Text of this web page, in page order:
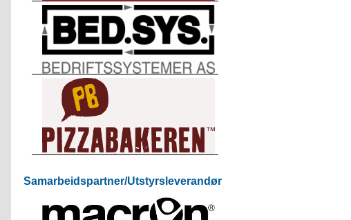
Samarbeidspartner/Utstyrsleverandør